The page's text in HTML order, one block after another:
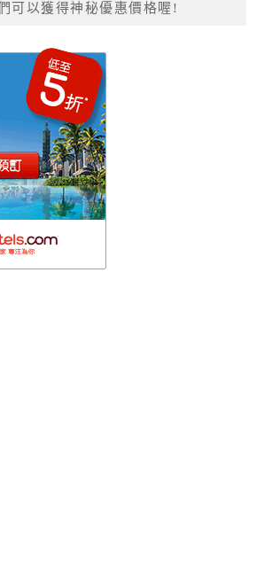
可以獲得神秘優惠價格喔!